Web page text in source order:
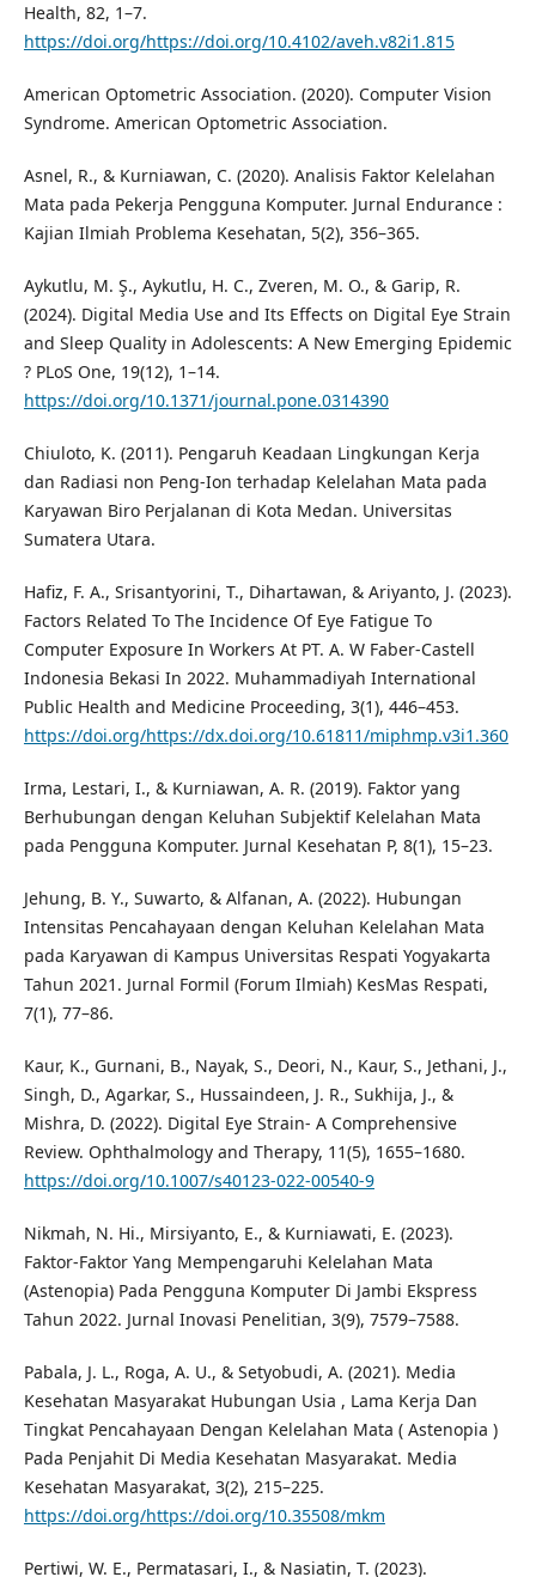
Health, 82, 1–7.
https://doi.org/https://doi.org/10.4102/aveh.v82i1.815
American Optometric Association. (2020). Computer Vision
Syndrome. American Optometric Association.
Asnel, R., & Kurniawan, C. (2020). Analisis Faktor Kelelahan
Mata pada Pekerja Pengguna Komputer. Jurnal Endurance :
Kajian Ilmiah Problema Kesehatan, 5(2), 356–365.
Aykutlu, M. Ş., Aykutlu, H. C., Zveren, M. O., & Garip, R.
(2024). Digital Media Use and Its Effects on Digital Eye Strain
and Sleep Quality in Adolescents: A New Emerging Epidemic
? PLoS One, 19(12), 1–14.
https://doi.org/10.1371/journal.pone.0314390
Chiuloto, K. (2011). Pengaruh Keadaan Lingkungan Kerja
dan Radiasi non Peng-Ion terhadap Kelelahan Mata pada
Karyawan Biro Perjalanan di Kota Medan. Universitas
Sumatera Utara.
Hafiz, F. A., Srisantyorini, T., Dihartawan, & Ariyanto, J. (2023).
Factors Related To The Incidence Of Eye Fatigue To
Computer Exposure In Workers At PT. A. W Faber-Castell
Indonesia Bekasi In 2022. Muhammadiyah International
Public Health and Medicine Proceeding, 3(1), 446–453.
https://doi.org/https://dx.doi.org/10.61811/miphmp.v3i1.360
Irma, Lestari, I., & Kurniawan, A. R. (2019). Faktor yang
Berhubungan dengan Keluhan Subjektif Kelelahan Mata
pada Pengguna Komputer. Jurnal Kesehatan P, 8(1), 15–23.
Jehung, B. Y., Suwarto, & Alfanan, A. (2022). Hubungan
Intensitas Pencahayaan dengan Keluhan Kelelahan Mata
pada Karyawan di Kampus Universitas Respati Yogyakarta
Tahun 2021. Jurnal Formil (Forum Ilmiah) KesMas Respati,
7(1), 77–86.
Kaur, K., Gurnani, B., Nayak, S., Deori, N., Kaur, S., Jethani, J.,
Singh, D., Agarkar, S., Hussaindeen, J. R., Sukhija, J., &
Mishra, D. (2022). Digital Eye Strain- A Comprehensive
Review. Ophthalmology and Therapy, 11(5), 1655–1680.
https://doi.org/10.1007/s40123-022-00540-9
Nikmah, N. Hi., Mirsiyanto, E., & Kurniawati, E. (2023).
Faktor-Faktor Yang Mempengaruhi Kelelahan Mata
(Astenopia) Pada Pengguna Komputer Di Jambi Ekspress
Tahun 2022. Jurnal Inovasi Penelitian, 3(9), 7579–7588.
Pabala, J. L., Roga, A. U., & Setyobudi, A. (2021). Media
Kesehatan Masyarakat Hubungan Usia , Lama Kerja Dan
Tingkat Pencahayaan Dengan Kelelahan Mata ( Astenopia )
Pada Penjahit Di Media Kesehatan Masyarakat. Media
Kesehatan Masyarakat, 3(2), 215–225.
https://doi.org/https://doi.org/10.35508/mkm
Pertiwi, W. E., Permatasari, I., & Nasiatin, T. (2023).